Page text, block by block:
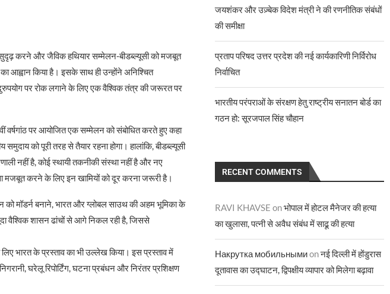
करने और जैविक हथियार सम्मेलन-बीडब्ल्यूसी को मजबूत
आह्वान किया है। इसके साथ ही उन्होंने अनिश्चित
पर रोक लगाने के लिए एक वैश्विक तंत्र की जरूरत पर
वर्षगांठ पर आयोजित एक सम्मेलन को संबोधित करते हुए कहा
को पूरी तरह से तैयार रहना होगा। हालांकि, बीडब्ल्यूसी
नहीं है, कोई स्थायी तकनीकी संस्था नहीं है और नए
मजबूत करने के लिए इन खामियों को दूर करना जरूरी है।
मॉडर्न बनाने, भारत और ग्लोबल साउथ की अहम भूमिका के
वैश्विक शासन ढांचों से आगे निकल रही है, जिससे
भारत के प्रस्ताव का भी उल्‍लेख किया। इस प्रस्‍ताव में
घरेलू रिपोर्टिंग, घटना प्रबंधन और निरंतर प्रशिक्षण
जयशंकर और उज़्बेक विदेश मंत्री ने की रणनीतिक संबंधों
की समीक्षा
प्रताप परिषद उत्तर प्रदेश की नई कार्यकारिणी निर्विरोध
निर्वाचित
भारतीय परंपराओं के संरक्षण हेतु राष्ट्रीय सनातन बोर्ड का
गठन हो: सूरजपाल सिंह चौहान
RECENT COMMENTS
RAVI KHAVSE onभोपाल में होटल मैनेजर की हत्या
का खुलासा, पत्नी से अवैध संबंध में साढू की हत्या
Накрутка мобильнымиonनई दिल्ली में होंडुरास
दूतावास का उद्घाटन, द्विपक्षीय व्यापार को मिलेगा बढ़ावा